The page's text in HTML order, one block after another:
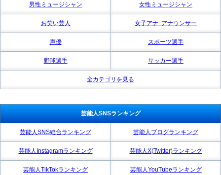
男性ミュージシャン 女性ミュージシャン
お笑い芸人 女子アナ･アナウンサー
声優 スポーツ選手
野球選手 サッカー選手
全カテゴリを見る
芸能人SNSランキング
芸能人SNS総合ランキング 芸能人ブログランキング
芸能人Instagramランキング 芸能人X(Twitter)ランキング
芸能人TikTokランキング 芸能人YouTubeランキング